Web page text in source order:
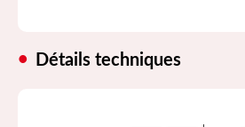
Détails techniques